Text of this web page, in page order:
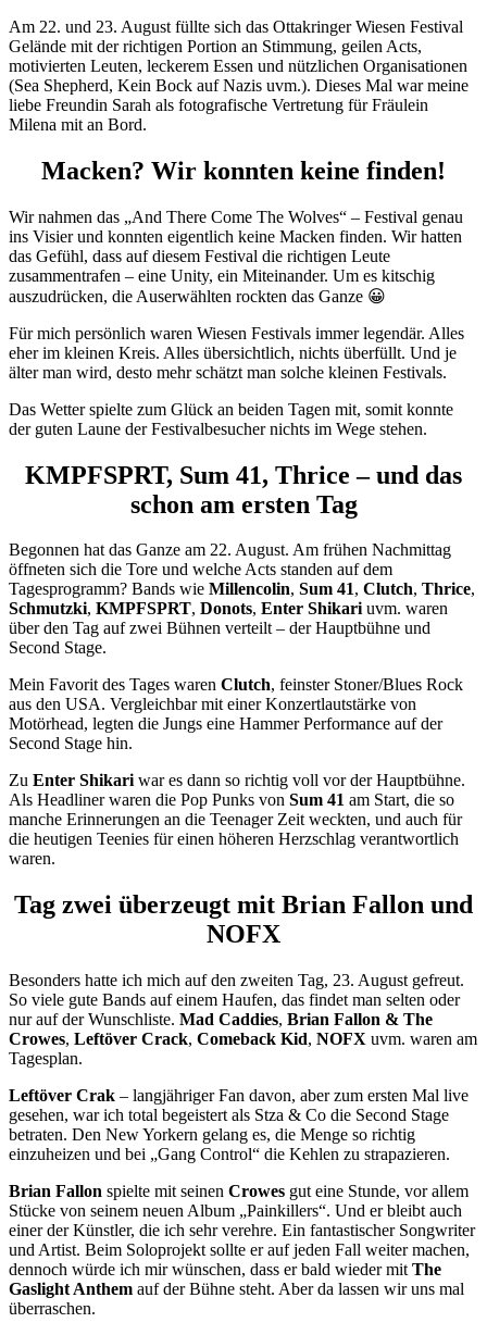
Am 22. und 23. August füllte sich das Ottakringer Wiesen Festival
Gelände mit der richtigen Portion an Stimmung, geilen Acts,
motivierten Leuten, leckerem Essen und nützlichen Organisationen
(Sea Shepherd, Kein Bock auf Nazis uvm.). Dieses Mal war meine
liebe Freundin Sarah als fotografische Vertretung für Fräulein
Milena mit an Bord.
Macken? Wir konnten keine finden!
Wir nahmen das „And There Come The Wolves“ – Festival genau
ins Visier und konnten eigentlich keine Macken finden. Wir hatten
das Gefühl, dass auf diesem Festival die richtigen Leute
zusammentrafen – eine Unity, ein Miteinander. Um es kitschig
auszudrücken, die Auserwählten rockten das Ganze 😀
Für mich persönlich waren Wiesen Festivals immer legendär. Alles
eher im kleinen Kreis. Alles übersichtlich, nichts überfüllt. Und je
älter man wird, desto mehr schätzt man solche kleinen Festivals.
Das Wetter spielte zum Glück an beiden Tagen mit, somit konnte
der guten Laune der Festivalbesucher nichts im Wege stehen.
KMPFSPRT, Sum 41, Thrice – und das
schon am ersten Tag
Begonnen hat das Ganze am 22. August. Am frühen Nachmittag
öffneten sich die Tore und welche Acts standen auf dem
Tagesprogramm? Bands wie Millencolin, Sum 41, Clutch, Thrice,
Schmutzki, KMPFSPRT, Donots, Enter Shikariuvm. waren
über den Tag auf zwei Bühnen verteilt – der Hauptbühne und
Second Stage.
Mein Favorit des Tages waren Clutch, feinster Stoner/Blues Rock
aus den USA. Vergleichbar mit einer Konzertlautstärke von
Motörhead, legten die Jungs eine Hammer Performance auf der
Second Stage hin.
Zu Enter Shikariwar es dann so richtig voll vor der Hauptbühne.
Als Headliner waren die Pop Punks von Sum 41 am Start, die so
manche Erinnerungen an die Teenager Zeit weckten, und auch für
die heutigen Teenies für einen höheren Herzschlag verantwortlich
waren.
Tag zwei überzeugt mit Brian Fallon und
NOFX
Besonders hatte ich mich auf den zweiten Tag, 23. August gefreut.
So viele gute Bands auf einem Haufen, das findet man selten oder
nur auf der Wunschliste. Mad Caddies, Brian Fallon & The
Crowes, Leftöver Crack, Comeback Kid, NOFX uvm. waren am
Tagesplan.
Leftöver Crak – langjähriger Fan davon, aber zum ersten Mal live
gesehen, war ich total begeistert als Stza & Co die Second Stage
betraten. Den New Yorkern gelang es, die Menge so richtig
einzuheizen und bei „Gang Control“ die Kehlen zu strapazieren.
Brian Fallon spielte mit seinen Crowes gut eine Stunde, vor allem
Stücke von seinem neuen Album „Painkillers“. Und er bleibt auch
einer der Künstler, die ich sehr verehre. Ein fantastischer Songwriter
und Artist. Beim Soloprojekt sollte er auf jeden Fall weiter machen,
dennoch würde ich mir wünschen, dass er bald wieder mit The
Gaslight Anthem auf der Bühne steht. Aber da lassen wir uns mal
überraschen.